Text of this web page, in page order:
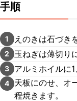
手順
1 えのきは石づき
2 玉ねぎは薄切り
3 アルミホイルに
4
天板にのせ、オ
程焼きます。